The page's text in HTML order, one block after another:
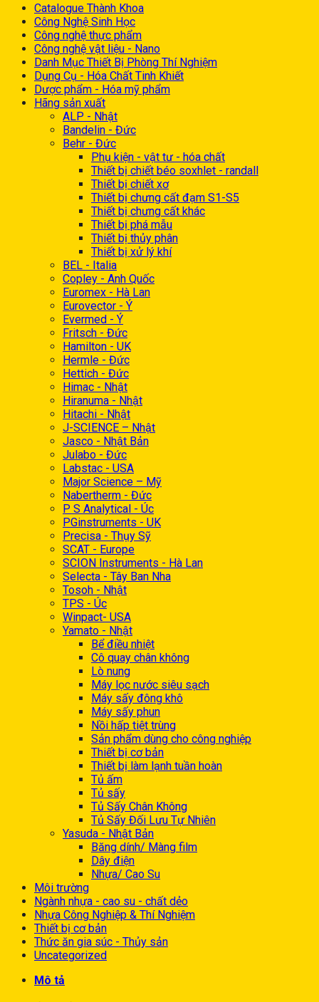
Catalogue Thành Khoa
Công Nghệ Sinh Học
Công nghệ thực phẩm
Công nghệ vật liệu - Nano
Danh Mục Thiết Bị Phòng Thí Nghiệm
Dụng Cụ - Hóa Chất Tinh Khiết
Dược phẩm - Hóa mỹ phẩm
Hãng sản xuất
ALP - Nhật
Bandelin - Đức
Behr - Đức
Phụ kiện - vật tư - hóa chất
Thiết bị chiết béo soxhlet - randall
Thiết bị chiết xơ
Thiết bị chưng cất đạm S1-S5
Thiết bị chưng cất khác
Thiết bị phá mẫu
Thiết bị thủy phân
Thiết bị xử lý khí
BEL - Italia
Copley - Anh Quốc
Euromex - Hà Lan
Eurovector - Ý
Evermed - Ý
Fritsch - Đức
Hamilton - UK
Hermle - Đức
Hettich - Đức
Himac - Nhật
Hiranuma - Nhật
Hitachi - Nhật
J-SCIENCE – Nhật
Jasco - Nhật Bản
Julabo - Đức
Labstac - USA
Major Science – Mỹ
Nabertherm - Đức
P S Analytical - Úc
PGinstruments - UK
Precisa - Thụy Sỹ
SCAT - Europe
SCION Instruments - Hà Lan
Selecta - Tây Ban Nha
Tosoh - Nhật
TPS - Úc
Winpact- USA
Yamato - Nhật
Bể điều nhiệt
Cô quay chân không
Lò nung
Máy lọc nước siêu sạch
Máy sấy đông khô
Máy sấy phun
Nồi hấp tiệt trùng
Sản phẩm dùng cho công nghiệp
Thiết bị cơ bản
Thiết bị làm lạnh tuần hoàn
Tủ ấm
Tủ sấy
Tủ Sấy Chân Không
Tủ Sấy Đối Lưu Tự Nhiên
Yasuda - Nhật Bản
Băng dính/ Màng film
Dây điện
Nhựa/ Cao Su
Môi trường
Ngành nhựa - cao su - chất dẻo
Nhựa Công Nghiệp & Thí Nghiệm
Thiết bị cơ bản
Thức ăn gia súc - Thủy sản
Uncategorized
Mô tả